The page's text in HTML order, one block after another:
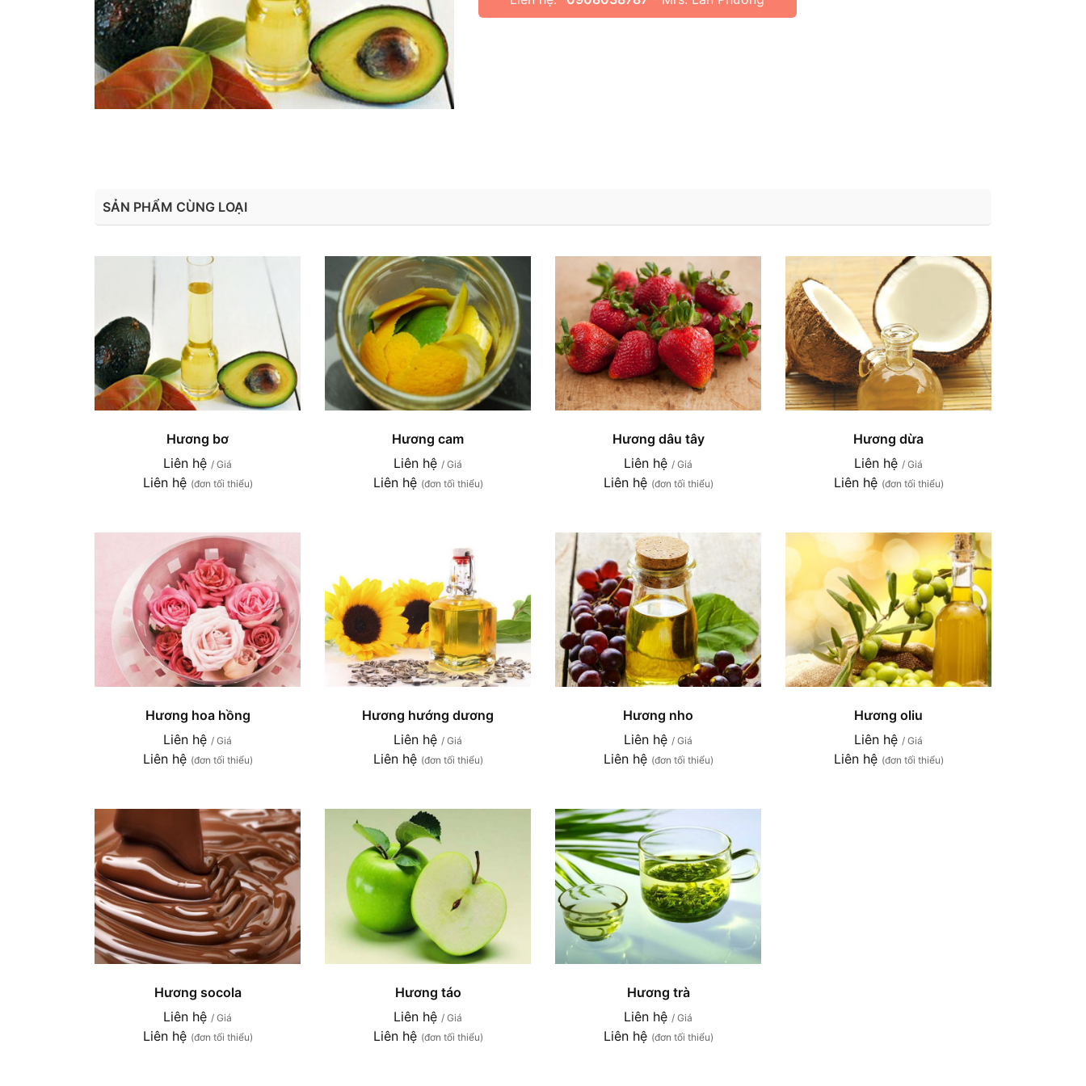
SẢN PHẨM CÙNG LOẠI
Hương bơ
Liên hệ / Giá
Liên hệ (đơn tối thiểu)
Hương cam
Liên hệ / Giá
Liên hệ (đơn tối thiểu)
Hương dâu tây
Liên hệ / Giá
Liên hệ (đơn tối thiểu)
Hương dừa
Liên hệ / Giá
Liên hệ (đơn tối thiểu)
Hương hoa hồng
Liên hệ / Giá
Liên hệ (đơn tối thiểu)
Hương hướng dương
Liên hệ / Giá
Liên hệ (đơn tối thiểu)
Hương nho
Liên hệ / Giá
Liên hệ (đơn tối thiểu)
Hương oliu
Liên hệ / Giá
Liên hệ (đơn tối thiểu)
Hương socola
Liên hệ / Giá
Liên hệ (đơn tối thiểu)
Hương táo
Liên hệ / Giá
Liên hệ (đơn tối thiểu)
Hương trà
Liên hệ / Giá
Liên hệ (đơn tối thiểu)